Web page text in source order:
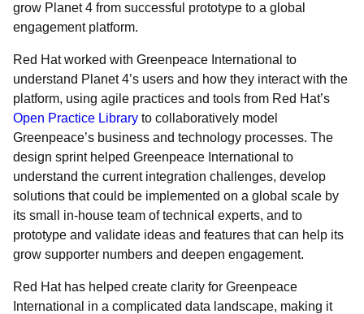
grow Planet 4 from successful prototype to a global
engagement platform.
Red Hat worked with Greenpeace International to
understand Planet 4’s users and how they interact with the
platform, using agile practices and tools from Red Hat’s
Open Practice Library to collaboratively model
Greenpeace’s business and technology processes. The
design sprint helped Greenpeace International to
understand the current integration challenges, develop
solutions that could be implemented on a global scale by
its small in-house team of technical experts, and to
prototype and validate ideas and features that can help its
grow supporter numbers and deepen engagement.
Red Hat has helped create clarity for Greenpeace
International in a complicated data landscape, making it